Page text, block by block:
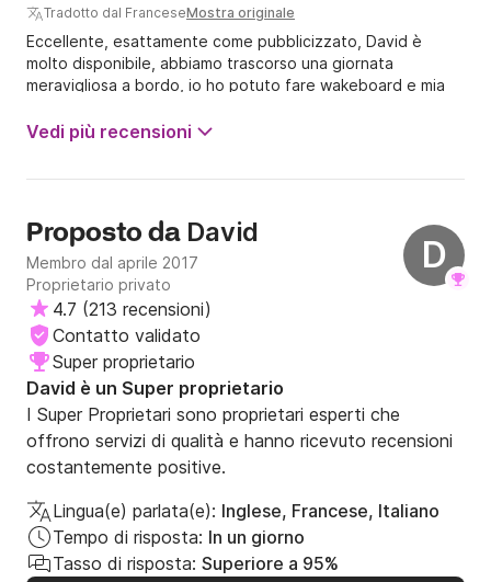
Tradotto dal FranceseMostra originale
Eccellente, esattamente come pubblicizzato, David è
molto disponibile, abbiamo trascorso una giornata
meravigliosa a bordo, io ho potuto fare wakeboard e mia
Vedi più recensioni
D
Proposto da David
Membro dal aprile 2017
Proprietario privato
4.7 (213 recensioni)
Contatto validato
Super proprietario
David è un Super proprietario
I Super Proprietari sono proprietari esperti che
offrono servizi di qualità e hanno ricevuto recensioni
costantemente positive.
Lingua(e) parlata(e): Inglese, Francese, Italiano
Tempo di risposta: In un giorno
Tasso di risposta: Superiore a 95%